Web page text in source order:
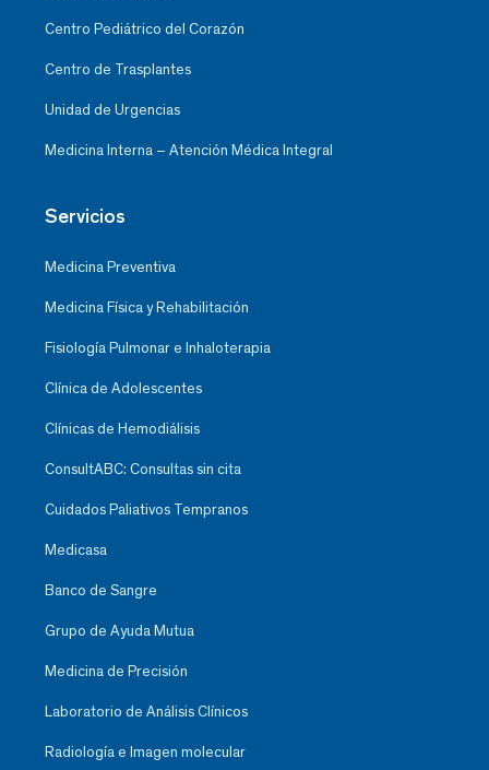
Centro Pediátrico del Corazón
Centro de Trasplantes
Unidad de Urgencias
Medicina Interna – Atención Médica Integral
Servicios
Medicina Preventiva
Medicina Física y Rehabilitación
Fisiología Pulmonar e Inhaloterapia
Clínica de Adolescentes
Clínicas de Hemodiálisis
ConsultABC: Consultas sin cita
Cuidados Paliativos Tempranos
Medicasa
Banco de Sangre
Grupo de Ayuda Mutua
Medicina de Precisión
Laboratorio de Análisis Clínicos
Radiología e Imagen molecular